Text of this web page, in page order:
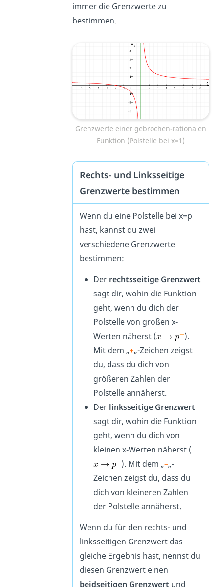
immer die Grenzwerte zu
bestimmen.
Grenzwerte einer gebrochen-rationalen
Funktion (Polstelle bei x=1)
Rechts- und Linksseitige
Grenzwerte bestimmen
Wenn du eine Polstelle bei x=p
hast, kannst du zwei
verschiedene Grenzwerte
bestimmen:
Der rechtsseitige Grenzwert
sagt dir, wohin die Funktion
geht, wenn du dich der
Polstelle von großen x-
Werten näherst (
).
Mit dem „+„-Zeichen zeigst
du, dass du dich von
größeren Zahlen der
Polstelle annäherst.
Der linksseitige Grenzwert
sagt dir, wohin die Funktion
geht, wenn du dich von
kleinen x-Werten näherst (
). Mit dem „–„-
Zeichen zeigst du, dass du
dich von kleineren Zahlen
der Polstelle annäherst.
Wenn du für den rechts- und
linksseitigen Grenzwert das
gleiche Ergebnis hast, nennst du
diesen Grenzwert einen
beidseitigen Grenzwert und